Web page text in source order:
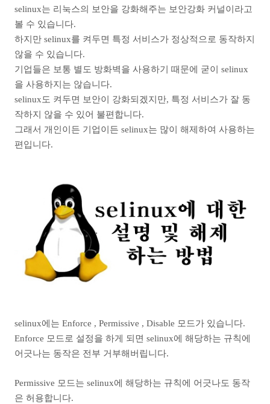
selinux는 리눅스의 보안을 강화해주는 보안강화 커널이라고
볼 수 있습니다.
하지만 selinux를 켜두면 특정 서비스가 정상적으로 동작하지
않을 수 있습니다.
기업들은 보통 별도 방화벽을 사용하기 때문에 굳이 selinux
을 사용하지는 않습니다.
selinux도 켜두면 보안이 강화되겠지만, 특정 서비스가 잘 동
작하지 않을 수 있어 불편합니다.
그래서 개인이든 기업이든 selinux는 많이 해제하여 사용하는
편입니다.
selinux에는 Enforce , Permissive , Disable 모드가 있습니다.
Enforce 모드로 설정을 하게 되면 selinux에 해당하는 규칙에
어긋나는 동작은 전부 거부해버립니다.
Permissive 모드는 selinux에 해당하는 규칙에 어긋나도 동작
은 허용합니다.